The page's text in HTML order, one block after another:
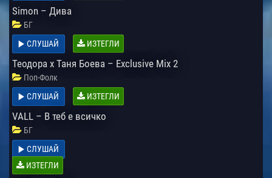
Simon – Дива
БГ
СЛУШАЙ
ИЗТЕГЛИ
Теодора x Таня Боева – Exclusive Mix 2
Поп-Фолк
СЛУШАЙ
ИЗТЕГЛИ
VALL – В теб е всичко
БГ
СЛУШАЙ
ИЗТЕГЛИ